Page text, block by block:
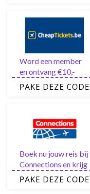
Word een member
en ontvang €10,-
CheapTickets
promotiecode
PAKE DEZE CODE
Boek nu jouw reis bij
Connections en krijg
tot wel €250 korting
op hotels,
PAKE DEZE CODE